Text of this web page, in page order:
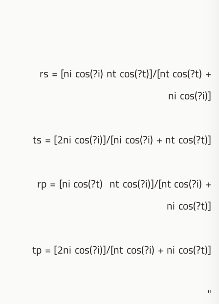
rs = [ni cos(?i) nt cos(?t)]/[nt cos(?t) +
ni cos(?i)]
ts = [2ni cos(?i)]/[ni cos(?i) + nt cos(?t)]
rp = [ni cos(?t) nt cos(?i)]/[nt cos(?i) +
ni cos(?t)]
tp = [2ni cos(?i)]/[nt cos(?i) + ni cos(?t)]
"